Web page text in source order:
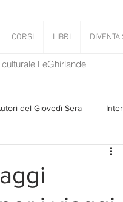
CORSI LIBRI DIVENTA
LeGhirlande
del Giovedì Sera